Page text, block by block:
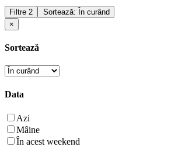
Filtre 2
Sortează: În curând
×
Sortează
Data
Azi
Mâine
În acest weekend